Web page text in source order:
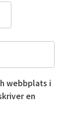
webbplats i
en